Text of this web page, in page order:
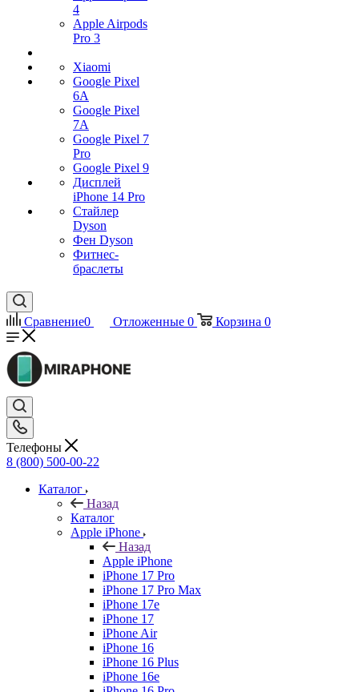
4
Apple Airpods
Pro 3
Xiaomi
Google Pixel
6A
Google Pixel
7А
Google Pixel 7
Pro
Google Pixel 9
Дисплей
iPhone 14 Pro
Стайлер
Dyson
Фен Dyson
Фитнес-
браслеты
Сравнение0 Отложенные 0 Корзина 0
Телефоны
8 (800) 500-00-22
Каталог
Назад
Каталог
Apple iPhone
Назад
Apple iPhone
iPhone 17 Pro
iPhone 17 Pro Max
iPhone 17e
iPhone 17
iPhone Air
iPhone 16
iPhone 16 Plus
iPhone 16e